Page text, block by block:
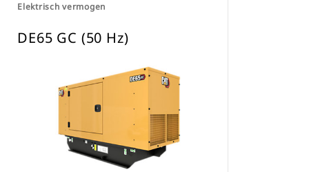
Elektrisch vermogen
DE65 GC (50 Hz)